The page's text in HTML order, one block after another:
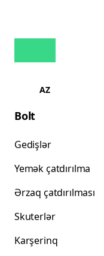
AZ
Bolt
Gedişlər
Yemək çatdırılma
Ərzaq çatdırılması
Skuterlər
Karşerinq